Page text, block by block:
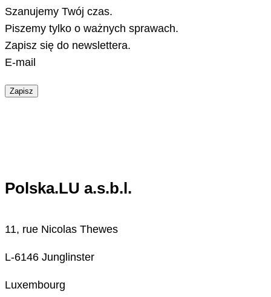
Szanujemy Twój czas.
Piszemy tylko o ważnych sprawach.
Zapisz się do newslettera.
E-mail
Zapisz
Polska.LU a.s.b.l.
11, rue Nicolas Thewes
L-6146 Junglinster
Luxembourg